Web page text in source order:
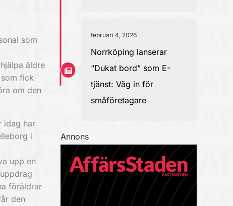
som
äldre
fick
om den
idag har
i
upp en
föräldrar
den
februari 4, 2026
Norrköping lanserar
“Dukat bord” som E-
tjänst: Väg in för
småföretagare
Annons